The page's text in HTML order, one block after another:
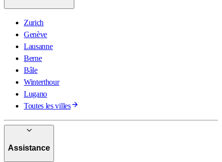
Zurich
Genève
Lausanne
Berne
Bâle
Winterthour
Lugano
Toutes les villes
Assistance